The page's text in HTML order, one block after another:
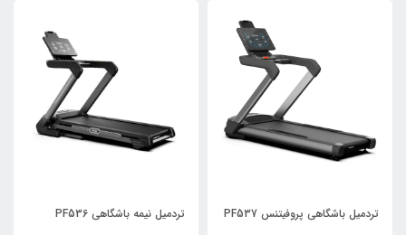
تردمیل باشگاهی پروفیتنس PF537 تردمیل نیمه باشگاهی PF536